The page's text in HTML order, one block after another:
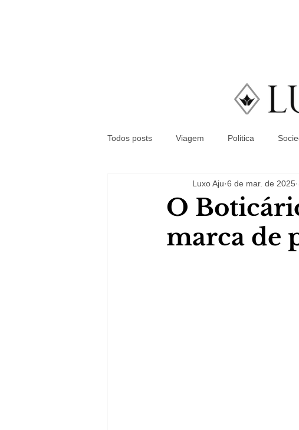
Todos posts Viagem Politica
O
marca de
Luxo Aju 6 de mar. de 2025